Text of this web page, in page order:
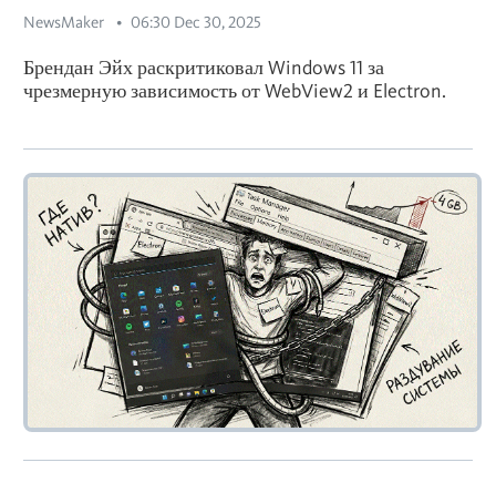
NewsMaker 06:30 Dec 30, 2025
Брендан Эйх раскритиковал Windows 11 за
чрезмерную зависимость от WebView2 и Electron.